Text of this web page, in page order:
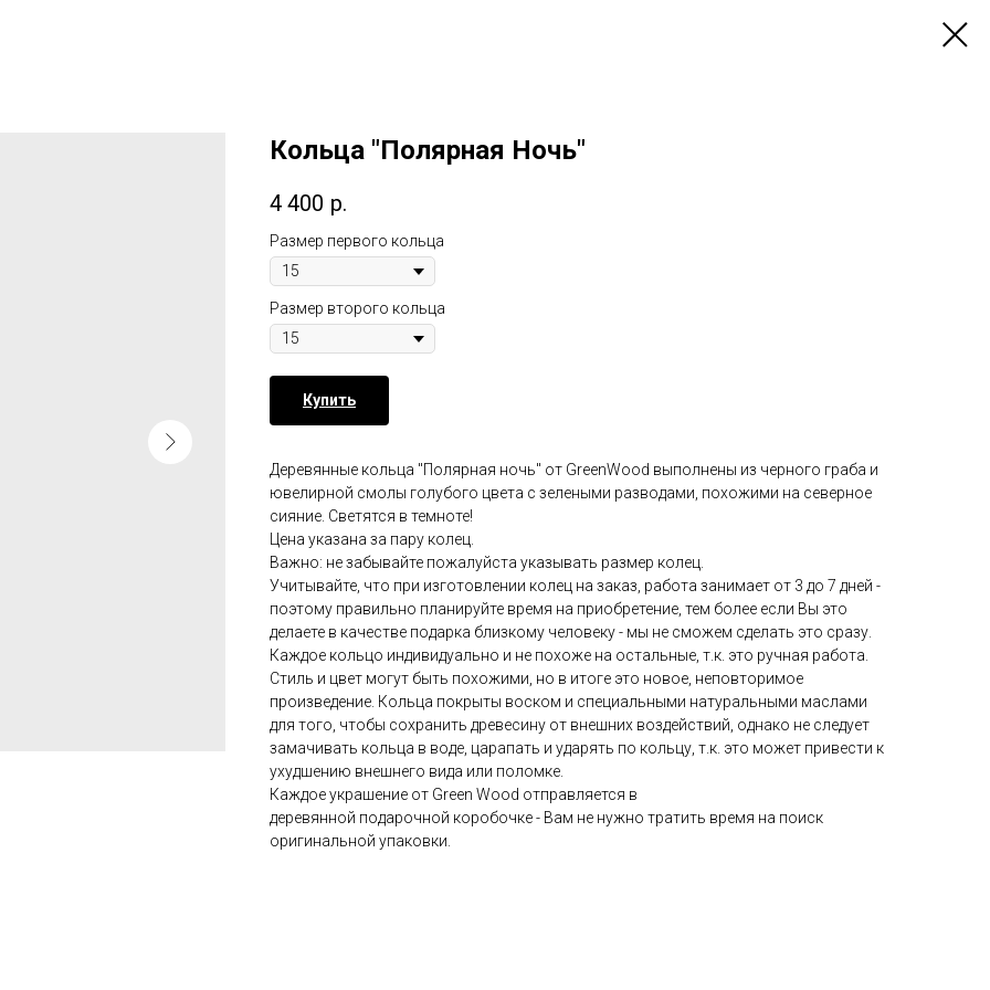
Кольца "Полярная Ночь"
4 400 р.
Размер первого кольца
Размер второго кольца
Купить
Деревянные кольца "Полярная ночь" от GreenWood выполнены из черного граба и
ювелирной смолы голубого цвета с зелеными разводами, похожими на северное
сияние. Светятся в темноте!
Цена указана за пару колец.
Важно: не забывайте пожалуйста указывать размер колец.
Учитывайте, что при изготовлении колец на заказ, работа занимает от 3 до 7 дней -
поэтому правильно планируйте время на приобретение, тем более если Вы это
делаете в качестве подарка близкому человеку - мы не сможем сделать это сразу.
Каждое кольцо индивидуально и не похоже на остальные, т.к. это ручная работа.
Стиль и цвет могут быть похожими, но в итоге это новое, неповторимое
произведение. Кольца покрыты воском и специальными натуральными маслами
для того, чтобы сохранить древесину от внешних воздействий, однако не следует
замачивать кольца в воде, царапать и ударять по кольцу, т.к. это может привести к
ухудшению внешнего вида или поломке.
Каждое украшение от Green Wood отправляется в
деревянной подарочной коробочке - Вам не нужно тратить время на поиск
оригинальной упаковки.